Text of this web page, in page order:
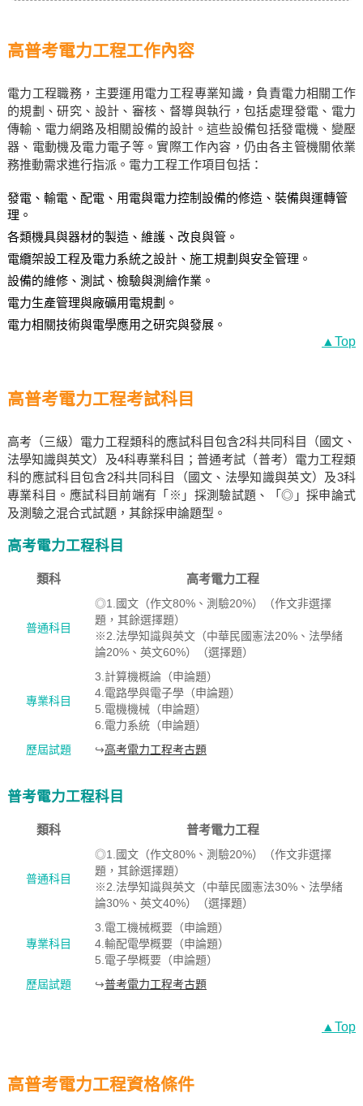
高普考電力工程工作內容
電力工程職務，主要運用電力工程專業知識，負責電力相關工作
的規劃、研究、設計、審核、督導與執行，包括處理發電、電力
傳輸、電力網路及相關設備的設計。這些設備包括發電機、變壓
器、電動機及電力電子等。實際工作內容，仍由各主管機關依業
務推動需求進行指派。電力工程工作項目包括：
發電、輸電、配電、用電與電力控制設備的修造、裝備與運轉管
理。
各類機具與器材的製造、維護、改良與管。
電纜架設工程及電力系統之設計、施工規劃與安全管理。
設備的維修、測試、檢驗與測繪作業。
電力生產管理與廠礦用電規劃。
電力相關技術與電學應用之研究與發展。
▲Top
高普考電力工程考試科目
高考（三級）電力工程類科的應試科目包含2科共同科目（國文、
法學知識與英文）及4科專業科目；普通考試（普考）電力工程類
科的應試科目包含2科共同科目（國文、法學知識與英文）及3科
專業科目。應試科目前端有「※」採測驗試題、「◎」採申論式
及測驗之混合式試題，其餘採申論題型。
高考電力工程科目
類科 高考電力工程
普通科目
◎1.國文（作文80%、測驗20%）（作文非選擇
題，其餘選擇題）
※2.法學知識與英文（中華民國憲法20%、法學緒
論20%、英文60%）（選擇題）
專業科目
3.計算機概論（申論題）
4.電路學與電子學（申論題）
5.電機機械（申論題）
6.電力系統（申論題）
歷屆試題
↪高考電力工程考古題
普考電力工程科目
類科 普考電力工程
普通科目
◎1.國文（作文80%、測驗20%）（作文非選擇
題，其餘選擇題）
※2.法學知識與英文（中華民國憲法30%、法學緒
論30%、英文40%）（選擇題）
專業科目
3.電工機械概要（申論題）
4.輸配電學概要（申論題）
5.電子學概要（申論題）
歷屆試題
↪普考電力工程考古題
▲Top
高普考電力工程資格條件